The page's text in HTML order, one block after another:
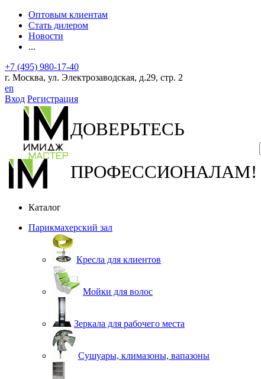
Оптовым клиентам
Стать дилером
Новости
...
+7 (495) 980-17-40
г. Москва, ул. Электрозаводская, д.29, стр. 2
en
Вход Регистрация
ДОВЕРЬТЕСЬ
ПРОФЕССИОНАЛАМ!
Каталог
Парикмахерский зал
Кресла для клиентов
Мойки для волос
Зеркала для рабочего места
Сушуары, климазоны, вапазоны